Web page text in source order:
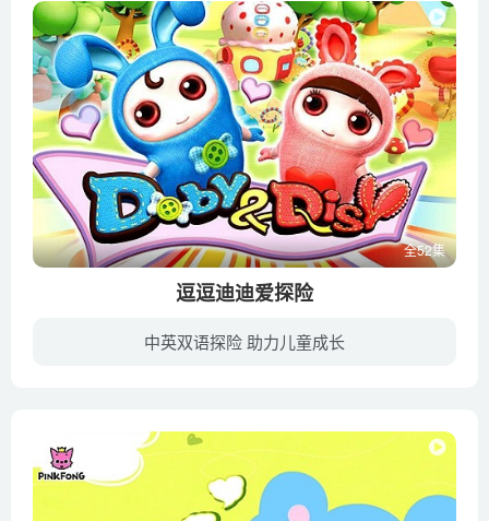
全52集
逗逗迪迪爱探险
中英双语探险 助力儿童成长